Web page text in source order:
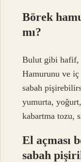
Börek
mı?
Bulut gibi hafif,
Hamurunu ve iç
sabah
yumurta,
kabartma tozu,
El açması
sabah